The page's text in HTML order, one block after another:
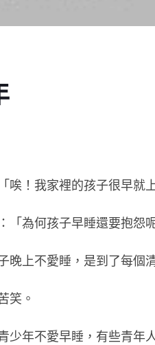
唉！我家裡的孩子很早就上
「為何孩子早睡還要抱怨呢
晚上不愛睡，是到了每個
笑。
少年不愛早睡，有些青年